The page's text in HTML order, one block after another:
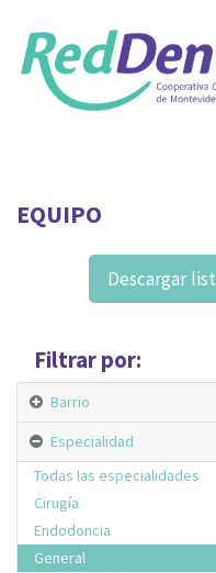
EQUIPO
Descargar
Filtrar por:
Barrio
Especialidad
Todas las especialidades
Cirugía
Endodoncia
General